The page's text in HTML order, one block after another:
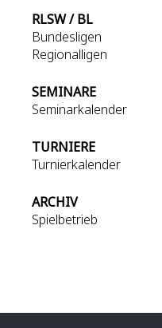
RLSW / BL
Bundesligen
Regionalligen
SEMINARE
Seminarkalender
TURNIERE
Turnierkalender
ARCHIV
Spielbetrieb